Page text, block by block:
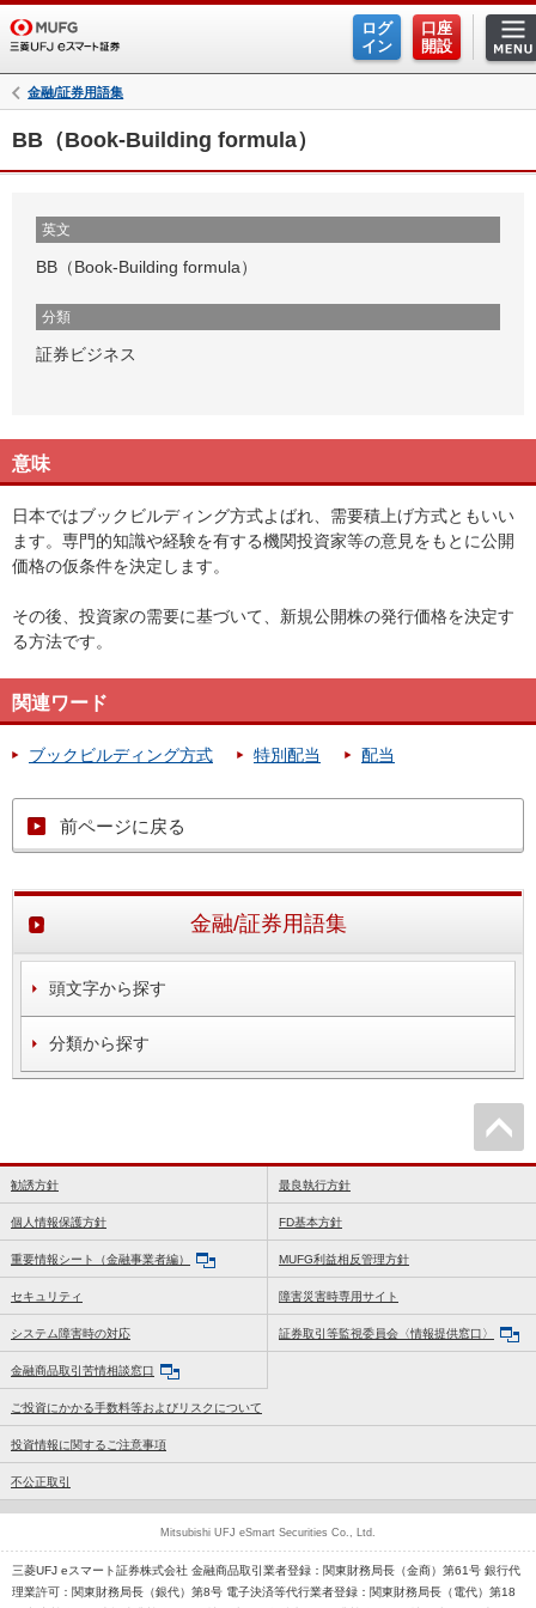
ログ
イン
口座
開設
金融/証券用語集
BB（Book-Building formula）
英文
BB（Book-Building formula）
分類
証券ビジネス
意味
日本ではブックビルディング方式よばれ、需要積上げ方式ともいい
ます。専門的知識や経験を有する機関投資家等の意見をもとに公開
価格の仮条件を決定します。
その後、投資家の需要に基づいて、新規公開株の発行価格を決定す
る方法です。
関連ワード
ブックビルディング方式 特別配当 配当
前ページに戻る
金融/証券用語集
頭文字から探す
分類から探す
勧誘方針 最良執行方針
個人情報保護方針 FD基本方針
重要情報シート（金融事業者編） MUFG利益相反管理方針
セキュリティ 障害災害時専用サイト
システム障害時の対応 証券取引等監視委員会〈情報提供窓口〉
金融商品取引苦情相談窓口
ご投資にかかる手数料等およびリスクについて
投資情報に関するご注意事項
不公正取引
三菱UFJ eスマート証券株式会社 金融商品取引業者登録：関東財務局長（金商）第61号 銀行代
理業許可：関東財務局長（銀代）第8号 電子決済等代行業者登録：関東財務局長（電代）第18
Mitsubishi UFJ eSmart Securities Co., Ltd.